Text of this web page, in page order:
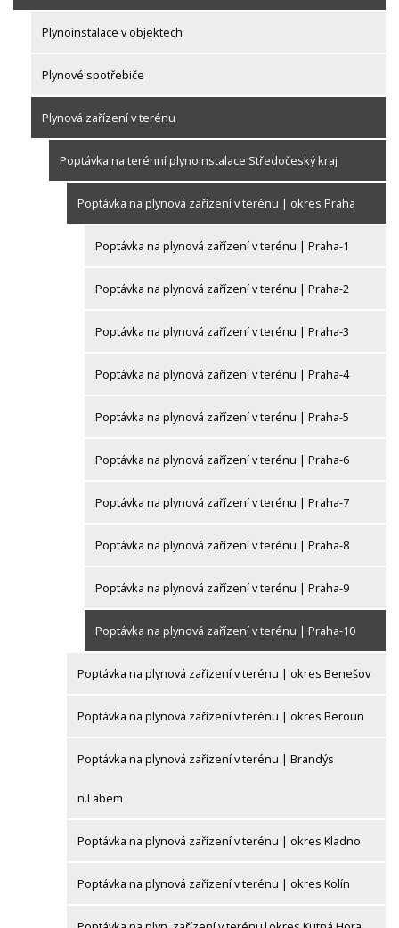
Plynoinstalace v objektech
Plynové spotřebiče
Plynová zařízení v terénu
Poptávka na terénní plynoinstalace Středočeský kraj
Poptávka na plynová zařízení v terénu | okres Praha
Poptávka na plynová zařízení v terénu | Praha-1
Poptávka na plynová zařízení v terénu | Praha-2
Poptávka na plynová zařízení v terénu | Praha-3
Poptávka na plynová zařízení v terénu | Praha-4
Poptávka na plynová zařízení v terénu | Praha-5
Poptávka na plynová zařízení v terénu | Praha-6
Poptávka na plynová zařízení v terénu | Praha-7
Poptávka na plynová zařízení v terénu | Praha-8
Poptávka na plynová zařízení v terénu | Praha-9
Poptávka na plynová zařízení v terénu | Praha-10
Poptávka na plynová zařízení v terénu | okres Benešov
Poptávka na plynová zařízení v terénu | okres Beroun
Poptávka na plynová zařízení v terénu | Brandýs
n.Labem
Poptávka na plynová zařízení v terénu | okres Kladno
Poptávka na plynová zařízení v terénu | okres Kolín